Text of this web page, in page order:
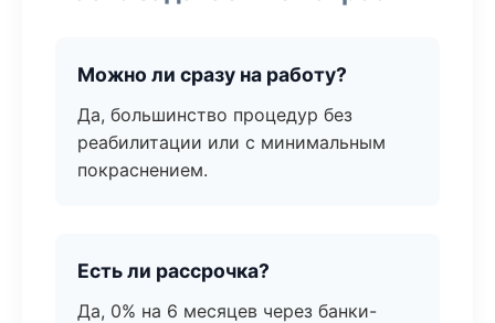
Можно ли сразу на работу?
Да, большинство процедур без
реабилитации или с минимальным
покраснением.
Есть ли рассрочка?
Да, 0% на 6 месяцев через банки-